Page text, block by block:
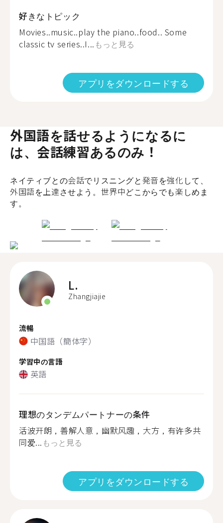
好きなトピック
Movies..music..play the piano..food.. Some
classic tv series..I... もっと見る
アプリをダウンロードする
外国語を話せるようになるに
は、会話練習あるのみ！
ネイティブとの会話でリスニングと発音を強化して、
外国語を上達させよう。世界中どこからでも楽しめま
す。
L.
Zhangjiajie
流暢
中国語（簡体字）
学習中の言語
英語
理想のタンデムパートナーの条件
活波开朗，善解人意，幽默风趣，大方，有许多共
同爱... もっと見る
アプリをダウンロードする